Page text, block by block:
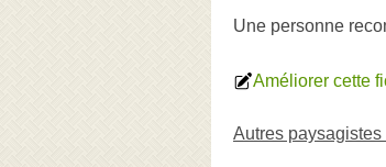
Une personne
Améliorer cette
Autres